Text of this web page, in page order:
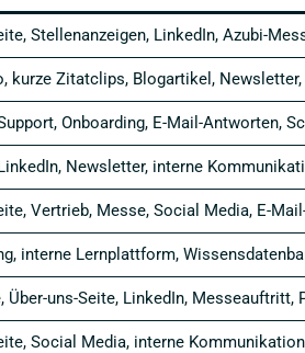
Stellenanzeigen, LinkedIn, Azubi-
kurze Zitatclips, Blogartikel,
Onboarding, E-Mail-Antworten,
Newsletter, interne
Vertrieb, Messe, Social Media, E-
interne Lernplattform,
Über-uns-Seite, LinkedIn, Messeauftritt,
Social Media, interne